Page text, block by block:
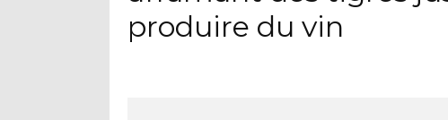
produire du vin